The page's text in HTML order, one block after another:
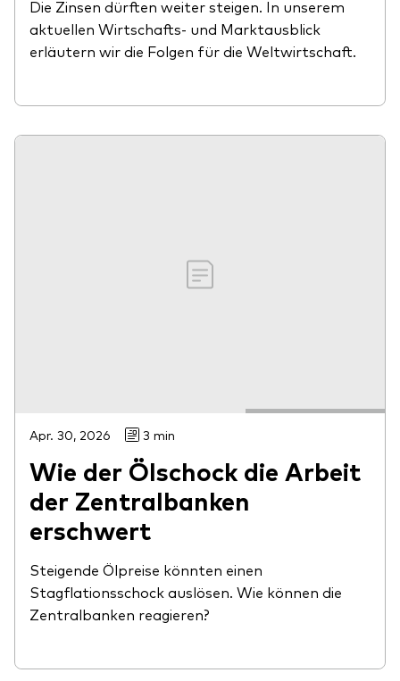
Die Zinsen dürften weiter steigen. In unserem
aktuellen Wirtschafts- und Marktausblick
erläutern wir die Folgen für die Weltwirtschaft.
Apr. 30, 2026 3 min
Wie der Ölschock die Arbeit
der Zentralbanken
erschwert
Steigende Ölpreise könnten einen
Stagflationsschock auslösen. Wie können die
Zentralbanken reagieren?